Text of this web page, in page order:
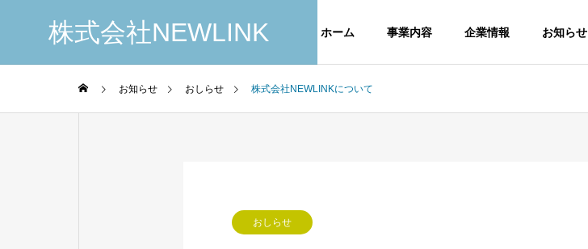
株式会社NEWLINK ホーム 事業内容 企業情報 お知らせ
お知らせ おしらせ 株式会社NEWLINKについて
おしらせ